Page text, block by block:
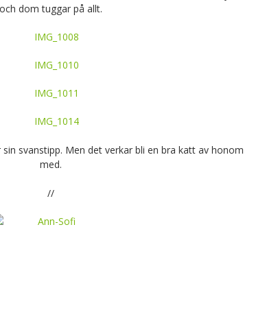
och dom tuggar på allt.
svanstipp. Men det verkar bli en bra katt av honom
med.
//